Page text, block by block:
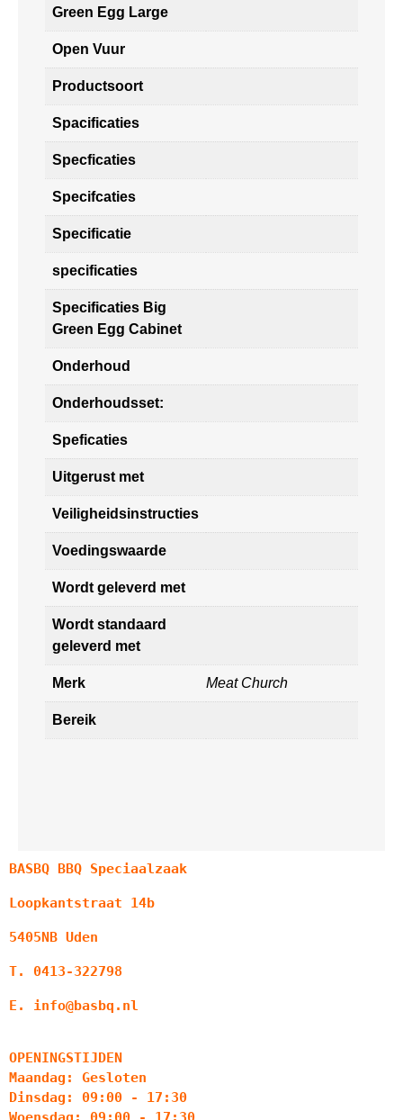
Green Egg Large
Open Vuur
Productsoort
Spacificaties
Specficaties
Specifcaties
Specificatie
specificaties
Specificaties Big
Green Egg Cabinet
Onderhoud
Onderhoudsset:
Speficaties
Uitgerust met
Veiligheidsinstructies
Voedingswaarde
Wordt geleverd met
Wordt standaard
geleverd met
Merk Meat Church
Bereik
BASBQ BBQ Speciaalzaak
Loopkantstraat 14b
5405NB Uden
T. 0413-322798
E. info@basbq.nl
OPENINGSTIJDEN
Maandag: Gesloten
Dinsdag: 09:00 - 17:30